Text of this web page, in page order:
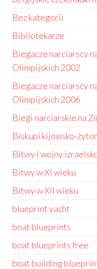
Bez kategorii
Bibliotekarze
Biegacze narciarscy
Olimpijskich 2002
Biegacze narciarscy
Olimpijskich 2006
Biegi narciarskie na
Biskupi kijowsko-
Bitwy I wojny
Bitwy w XI wieku
Bitwy w XII wieku
blueprint yacht
boat blueprints
boat blueprints free
boat building